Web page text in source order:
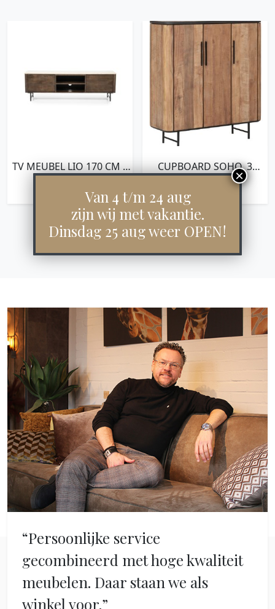
TV MEUBEL LIO 170 CM –
2DRS.
CUPBOARD SOHO, 3
DOORS,130X120X40 CM,
RECYCLED TEAKWOOD
AND MORTEX
1.999,00
“Persoonlijke service
gecombineerd met hoge kwaliteit
meubelen. Daar staan we als
winkel voor.”
Van 4 t/m 24 aug
zijn wij met vakantie.
Dinsdag 25 aug weer OPEN!